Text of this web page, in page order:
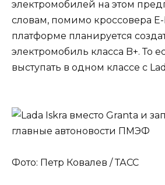
электромобилей на этом
словам, помимо кроссовера E-
платформе планируется
электромобиль класса B+. То
выступать в одном классе с
Фото: Петр Ковалев / ТАСС